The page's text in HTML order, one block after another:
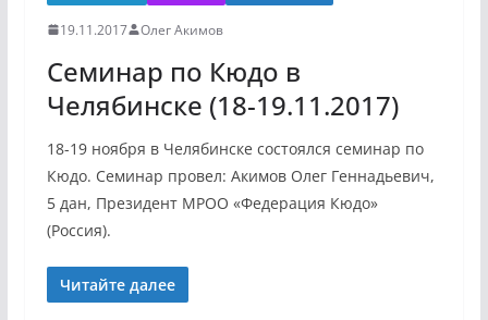
19.11.2017 Олег Акимов
Семинар по Кюдо в
Челябинске (18-19.11.2017)
18-19 ноября в Челябинске состоялся семинар по
Кюдо. Семинар провел: Акимов Олег Геннадьевич,
5 дан, Президент МРОО «Федерация Кюдо»
(Россия).
Читайте далее